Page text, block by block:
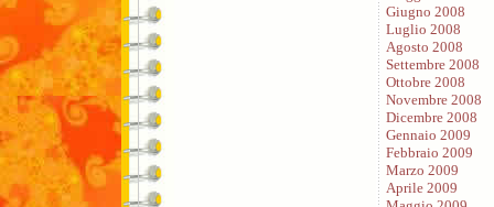
Giugno 2008
Luglio 2008
Agosto 2008
Settembre 2008
Ottobre 2008
Novembre 2008
Dicembre 2008
Gennaio 2009
Febbraio 2009
Marzo 2009
Aprile 2009